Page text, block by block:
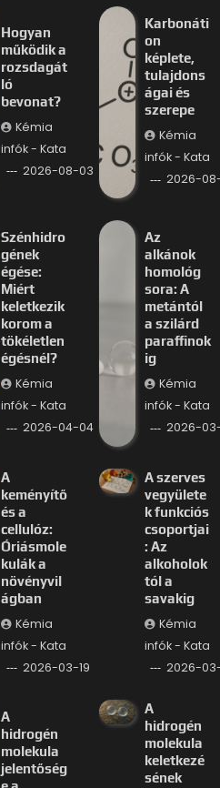
Hogyan
működik a
rozsdagát
ló
bevonat?
Kémia
infók - Kata
2026-08-03
Karbonáti
on
képlete,
tulajdons
ágai és
szerepe
Kémia
infók - Kata
2026-
Szénhidro
gének
égése:
Miért
keletkezik
korom a
tökéletlen
égésnél?
Kémia
infók - Kata
2026-04-04
Az
alkánok
homológ
sora: A
metántól
a szilárd
paraffinok
ig
Kémia
infók - Kata
2026-
A
keményítő
és a
cellulóz:
Óriásmole
kulák a
növényvil
ágban
Kémia
infók - Kata
2026-03-19
A szerves
vegyülete
k funkciós
csoportjai
: Az
alkoholok
tól a
savakig
Kémia
infók - Kata
2026-
A
hidrogén
molekula
jelentőség
A
hidrogén
molekula
keletkezé
sének